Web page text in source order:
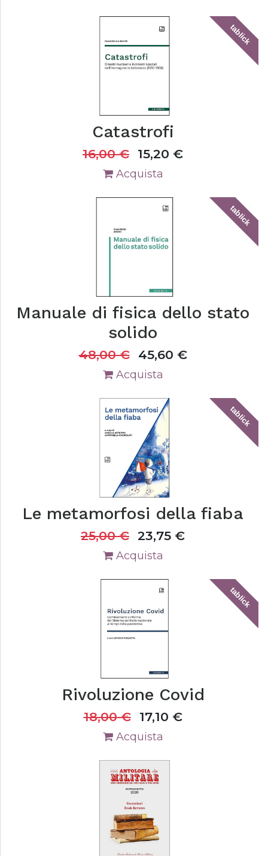
tablick
Catastrofi
16,00€ 15,20 €
Acquista
tablick
Manuale di fisica dello stato
solido
48,00€ 45,60 €
Acquista
tablick
Le metamorfosi della fiaba
25,00€ 23,75 €
Acquista
tablick
Rivoluzione Covid
18,00€ 17,10 €
Acquista